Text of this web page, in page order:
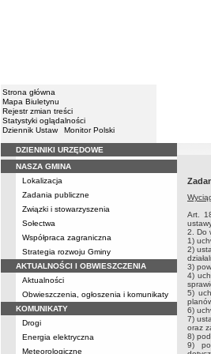
Strona główna
Mapa Biuletynu
Rejestr zmian treści
Statystyki oglądalności
Dziennik Ustaw
Monitor Polski
Menu
DZIENNIKI URZĘDOWE
NASZA GMINA
Lokalizacja
Zadania publiczne
Związki i stowarzyszenia
Sołectwa
Współpraca zagraniczna
Strategia rozwoju Gminy
AKTUALNOŚCI I OBWIESZCZENIA
Aktualności
Obwieszczenia, ogłoszenia i komunikaty
KOMUNIKATY
Drogi
Energia elektryczna
Meteorologiczne
Art.
2. Do
1)
2)
3)
4)
5)
6)
7)
oraz
8)
9)